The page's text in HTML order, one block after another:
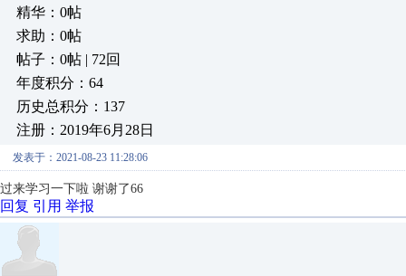
精华：0帖
求助：0帖
帖子：0帖 | 72回
年度积分：64
历史总积分：137
注册：2019年6月28日
发表于：2021-08-23 11:28:06
过来学习一下啦 谢谢了66
回复 引用 举报